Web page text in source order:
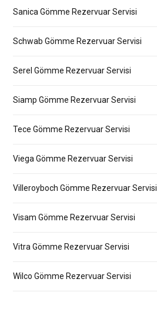
Sanica Gömme Rezervuar Servisi
Schwab Gömme Rezervuar Servisi
Serel Gömme Rezervuar Servisi
Siamp Gömme Rezervuar Servisi
Tece Gömme Rezervuar Servisi
Viega Gömme Rezervuar Servisi
Villeroyboch Gömme Rezervuar Servisi
Visam Gömme Rezervuar Servisi
Vitra Gömme Rezervuar Servisi
Wilco Gömme Rezervuar Servisi